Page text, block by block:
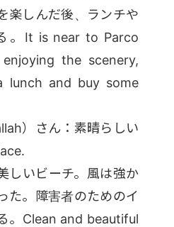
楽しんだ後、ランチや
。It is near to Parco
the scenery,
lunch and buy some
）さん：素晴らしい
しいビーチ。風は強か
た。障害者のためのイ
。Clean and beautiful